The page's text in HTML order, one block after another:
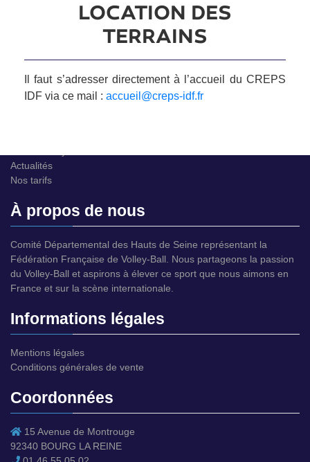
LOCATION DES
TERRAINS
Il faut s’adresser directement à l’accueil du CREPS
IDF via ce mail : accueil@creps-idf.fr
Plan du site
A propos de nous
Actualités
Nos tarifs
À propos de nous
Comité Départemental des Hauts de Seine représentant la
Fédération Française de Volley-Ball. Nous partageons la passion
du Volley-Ball et aspirons à élever ce sport que nous aimons en
France et sur la scène internationale.
Informations légales
Mentions légales
Conditions générales de vente
Coordonnées
15 Avenue de Montrouge
92340 BOURG LA REINE